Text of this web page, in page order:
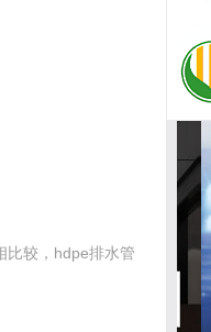
比较，hdpe排水管